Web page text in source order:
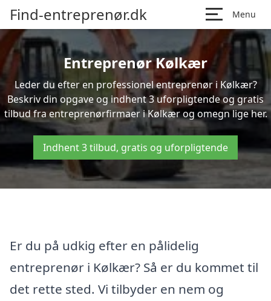
Find-entreprenør.dk Menu
Entreprenør Kølkær
Leder du efter en professionel entreprenør i Kølkær?
Beskriv din opgave og indhent 3 uforpligtende og gratis
tilbud fra entreprenørfirmaer i Kølkær og omegn lige her.
Indhent 3 tilbud, gratis og uforpligtende
Er du på udkig efter en pålidelig
entreprenør i Kølkær? Så er du kommet til
det rette sted. Vi tilbyder en nem og